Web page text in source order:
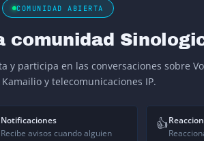
COMUNIDAD ABIERTA
comunidad
y participa en las conversaciones sobre
y telecomunicaciones IP.
Notificaciones
Recibe avisos cuando alguien
👍